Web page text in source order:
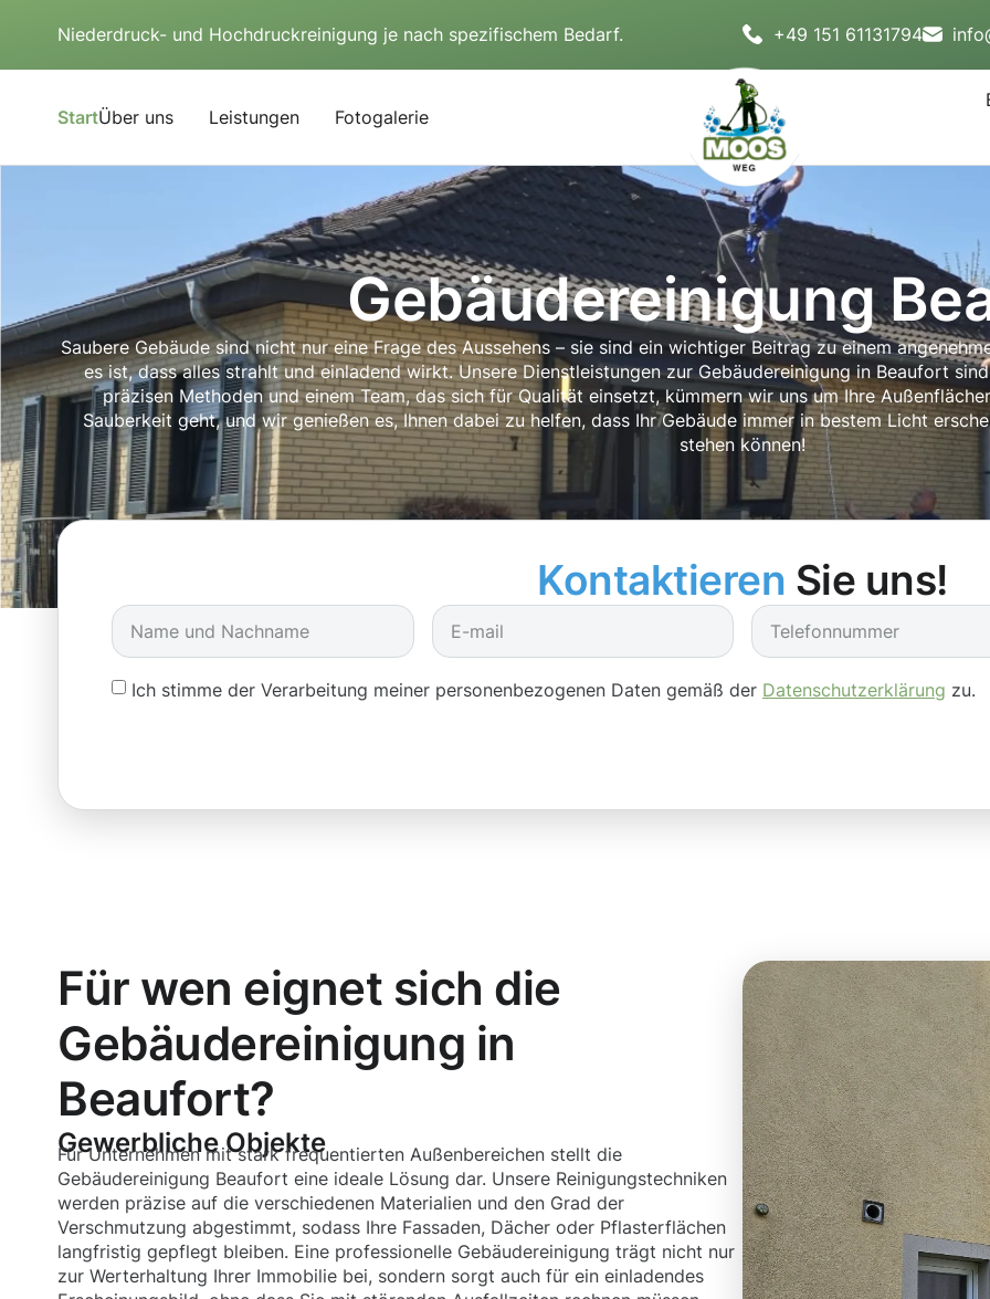
Niederdruck- und Hochdruckreinigung je nach spezifischem Bedarf. +49 151 61131794
StartÜber uns Leistungen Fotogalerie
Gebäudereinigung
Saubere Gebäude sind nicht nur eine Frage des Aussehens – sie sind ein wichtiger Beitrag zu einem
es ist, dass alles strahlt und einladend wirkt. Unsere Dienstleistungen zur Gebäudereinigung in Beaufort
präzisen Methoden und einem Team, das sich für Qualität einsetzt, kümmern wir uns um Ihre
Sauberkeit geht, und wir genießen es, Ihnen dabei zu helfen, dass Ihr Gebäude immer in bestem Licht
stehen können!
Kontaktieren Sie uns!
Ich stimme der Verarbeitung meiner personenbezogenen Daten gemäß der Datenschutzerklärung zu.
Für wen eignet sich die
Gebäudereinigung in
Beaufort?
Gewerbliche Objekte
Für Unternehmen mit stark frequentierten Außenbereichen stellt die
Gebäudereinigung Beaufort eine ideale Lösung dar. Unsere Reinigungstechniken
werden präzise auf die verschiedenen Materialien und den Grad der
Verschmutzung abgestimmt, sodass Ihre Fassaden, Dächer oder Pflasterflächen
langfristig gepflegt bleiben. Eine professionelle Gebäudereinigung trägt nicht nur
zur Werterhaltung Ihrer Immobilie bei, sondern sorgt auch für ein einladendes